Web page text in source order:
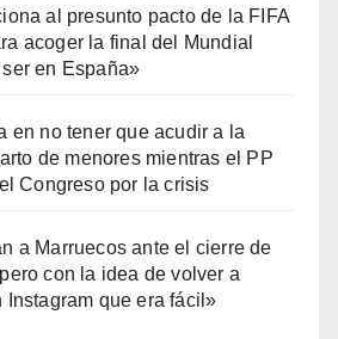
al presunto pacto de la FIFA
acoger la final del Mundial
en España»
en no tener que acudir a la
de menores mientras el PP
Congreso por la crisis
a Marruecos ante el cierre de
con la idea de volver a
Instagram que era fácil»